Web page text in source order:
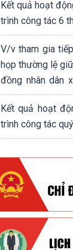
Kết quả hoạt
trình công tác 6
V/v tham gia
họp thường lệ
đồng nhân dân
XIII, nhiệm kỳ
Kết quả hoạt
trình công tác